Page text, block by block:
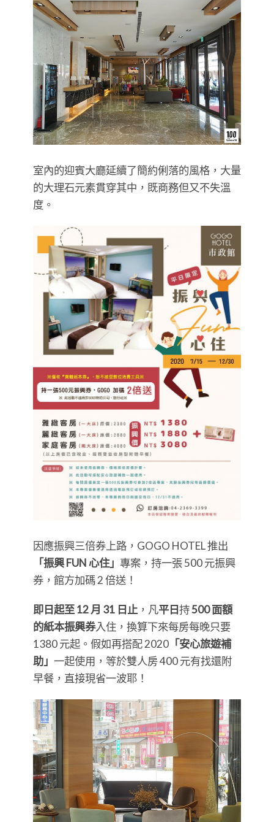
室內的迎賓大廳延續了簡約俐落的風格，大量
的大理石元素貫穿其中，既商務但又不失溫
度。
因應振興三倍券上路，GOGO HOTEL 推出
「振興 FUN 心住」 專案，持一張 500 元振興
券，館方加碼 2 倍送！
即日起至 12 月 31 日止，凡平日持500 面額
的紙本振興券入住，換算下來每房每晚只要
1380 元起。假如再搭配 2020 「安心旅遊補
助」 一起使用，等於雙人房 400 元有找還附
早餐，直接現省一波耶！